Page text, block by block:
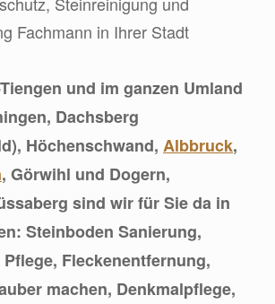
Fachmann in Ihrer Stadt
und im ganzen Umland
Dachsberg
Höchenschwand, Albbruck,
, Görwihl und Dogern,
sind wir für Sie da in
Steinboden Sanierung,
Fleckenentfernung,
machen, Denkmalpflege,